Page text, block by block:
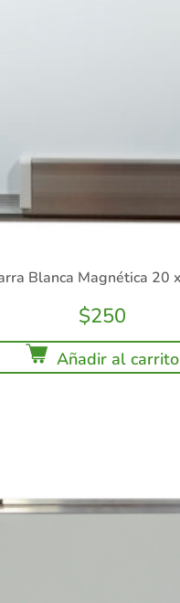
Blanca Magnética 20
$250
Añadir al carrito